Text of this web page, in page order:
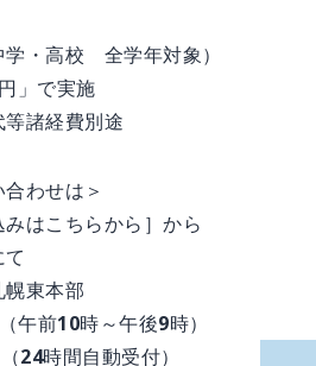
・高校 全学年対象）
」で実施
諸経費別途
わせは＞
はこちらから］から
東本部
前10時～午後9時）
24時間自動受付）